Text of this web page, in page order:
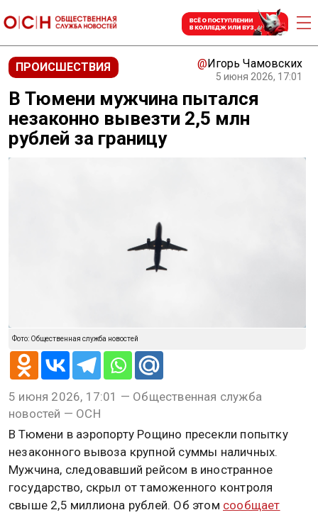
ПРОИСШЕСТВИЯ @Игорь Чамовских
5 июня 2026, 17:01
В Тюмени мужчина пытался
незаконно вывезти 2,5 млн
рублей за границу
Фото: Общественная служба новостей
5 июня 2026, 17:01 — Общественная служба
новостей — ОСН
В Тюмени в аэропорту Рощино пресекли попытку
незаконного вывоза крупной суммы наличных.
Мужчина, следовавший рейсом в иностранное
государство, скрыл от таможенного контроля
свыше 2,5 миллиона рублей. Об этом сообщает